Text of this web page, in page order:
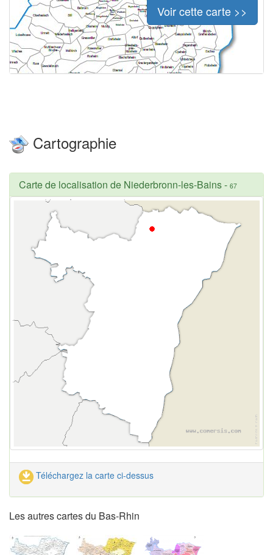
Voir cette carte >>
Cartographie
Carte de localisation de Niederbronn-les-Bains- 67
Téléchargez la carte ci-dessus
Les autres cartes du Bas-Rhin